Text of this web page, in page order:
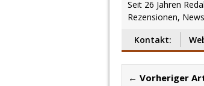
Seit 26 Jahren
Rezensionen,
Kontakt:
← Vorheriger